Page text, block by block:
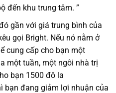
đến khu trung tâm. ”
gần với giá trung bình của
gọi Bright. Nếu nó nằm ở
cung cấp cho bạn một
một tuần, một ngôi nhà trị
bạn 1500 đô la
bạn đang giảm lợi nhuận của